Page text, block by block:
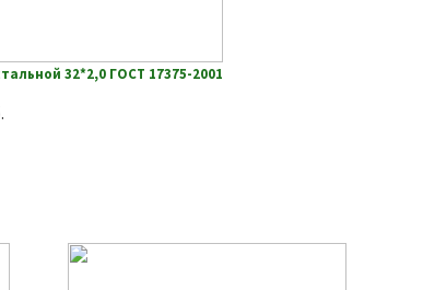
32*2,0 ГОСТ 17375-2001